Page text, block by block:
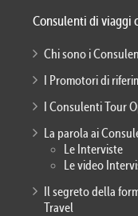
Consulenti di viaggi
Chi sono i
I Promotori di
I Consulenti Tour
La parola ai
Le Interviste
Le video
Il segreto della
Travel